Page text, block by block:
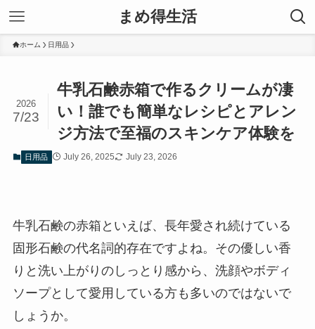
まめ得生活
ホーム 日用品
牛乳石鹸赤箱で作るクリームが凄
い！誰でも簡単なレシピとアレン
ジ方法で至福のスキンケア体験を
2026
7/23
日用品 July 26, 2025 July 23, 2026
牛乳石鹸の赤箱といえば、長年愛され続けている
固形石鹸の代名詞的存在ですよね。その優しい香
りと洗い上がりのしっとり感から、洗顔やボディ
ソープとして愛用している方も多いのではないで
しょうか。